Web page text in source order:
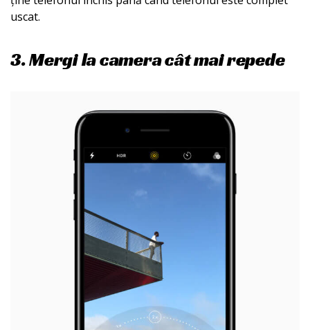
uscat.
3. Mergi la camera cât mai repede